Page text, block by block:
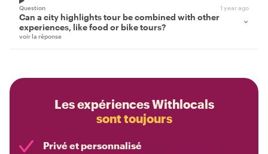
Question 1 year ago
Can a city highlights tour be combined with other
experiences, like food or bike tours?
voir la réponse
Les expériences Withlocals
sont toujours
Privé et personnalisé